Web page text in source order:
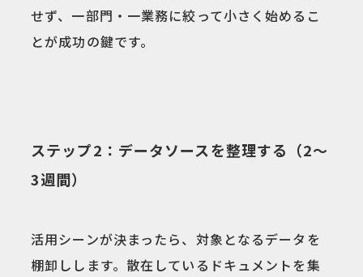
せず、一部門・一業務に絞って小さく始めるこ
とが成功の鍵です。
ステップ2：データソースを整理する（2〜
3週間）
活用シーンが決まったら、対象となるデータを
棚卸しします。散在しているドキュメントを集